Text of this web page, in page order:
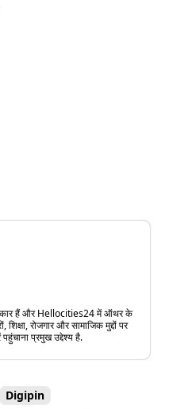
हैं और Hellocities24 में ऑथर के
रोजगार और सामाजिक मुद्दों पर
प्रमुख उद्देश्य है.
Digipin